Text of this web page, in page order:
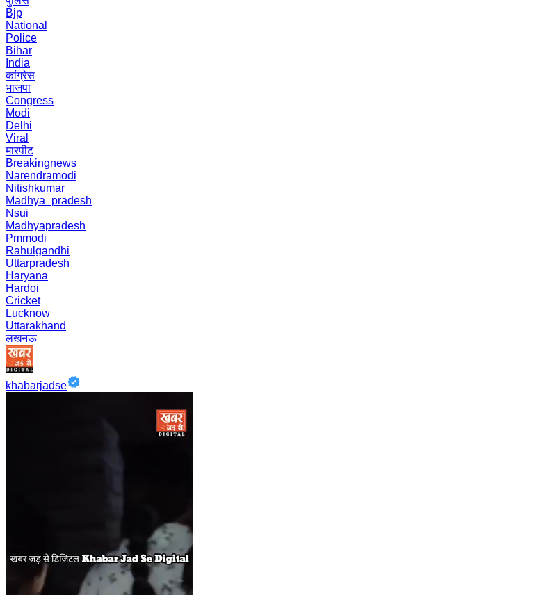
Bjp
National
Police
Bihar
India
कांग्रेस
भाजपा
Congress
Modi
Delhi
Viral
मारपीट
Breakingnews
Narendramodi
Nitishkumar
Madhya_pradesh
Nsui
Madhyapradesh
Pmmodi
Rahulgandhi
Uttarpradesh
Haryana
Hardoi
Cricket
Lucknow
Uttarakhand
लखनऊ
khabarjadse